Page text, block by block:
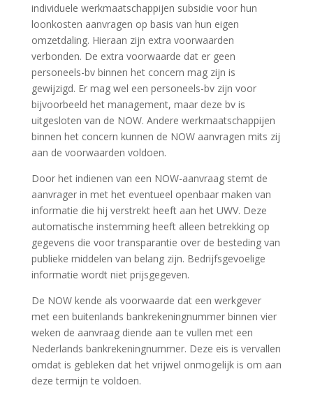
individuele werkmaatschappijen subsidie voor hun
loonkosten aanvragen op basis van hun eigen
omzetdaling. Hieraan zijn extra voorwaarden
verbonden. De extra voorwaarde dat er geen
personeels-bv binnen het concern mag zijn is
gewijzigd. Er mag wel een personeels-bv zijn voor
bijvoorbeeld het management, maar deze bv is
uitgesloten van de NOW. Andere werkmaatschappijen
binnen het concern kunnen de NOW aanvragen mits zij
aan de voorwaarden voldoen.
Door het indienen van een NOW-aanvraag stemt de
aanvrager in met het eventueel openbaar maken van
informatie die hij verstrekt heeft aan het UWV. Deze
automatische instemming heeft alleen betrekking op
gegevens die voor transparantie over de besteding van
publieke middelen van belang zijn. Bedrijfsgevoelige
informatie wordt niet prijsgegeven.
De NOW kende als voorwaarde dat een werkgever
met een buitenlands bankrekeningnummer binnen vier
weken de aanvraag diende aan te vullen met een
Nederlands bankrekeningnummer. Deze eis is vervallen
omdat is gebleken dat het vrijwel onmogelijk is om aan
deze termijn te voldoen.